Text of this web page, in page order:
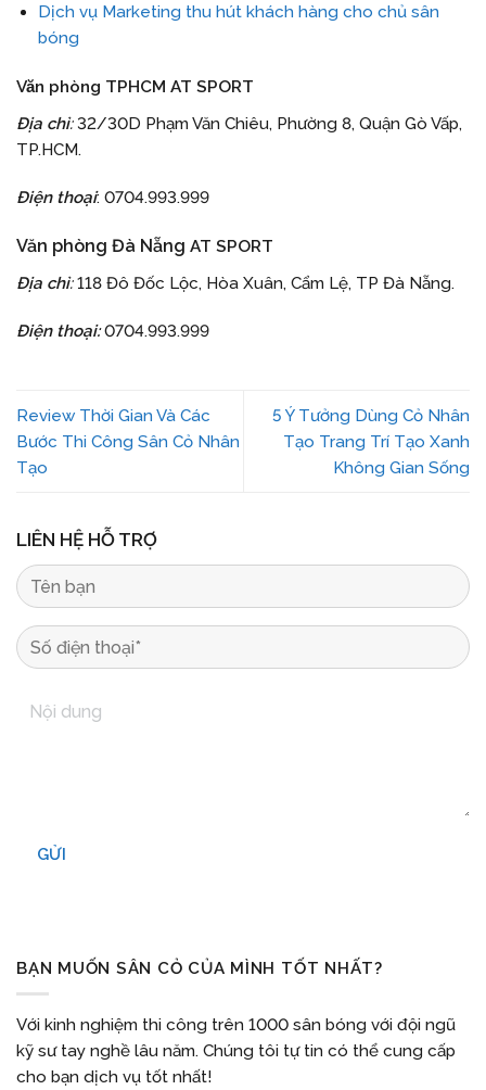
Dịch vụ Marketing thu hút khách hàng cho chủ sân
bóng
Văn phòng TPHCM AT SPORT
Địa chỉ:32/30D Phạm Văn Chiêu, Phường 8, Quận Gò Vấp,
TP.HCM.
Điện thoại: 0704.993.999
Văn phòng Đà Nẵng AT SPORT
Địa chỉ:118 Đô Đốc Lộc, Hòa Xuân, Cẩm Lệ, TP Đà Nẵng.
Điện thoại:0704.993.999
Review Thời Gian Và Các
Bước Thi Công Sân Cỏ Nhân
Tạo
5 Ý Tưởng Dùng Cỏ Nhân
Tạo Trang Trí Tạo Xanh
Không Gian Sống
LIÊN HỆ HỖ TRỢ
GỬI
BẠN MUỐN SÂN CỎ CỦA MÌNH TỐT NHẤT?
Với kinh nghiệm thi công trên 1000 sân bóng với đội ngũ
kỹ sư tay nghề lâu năm. Chúng tôi tự tin có thể cung cấp
cho bạn dịch vụ tốt nhất!